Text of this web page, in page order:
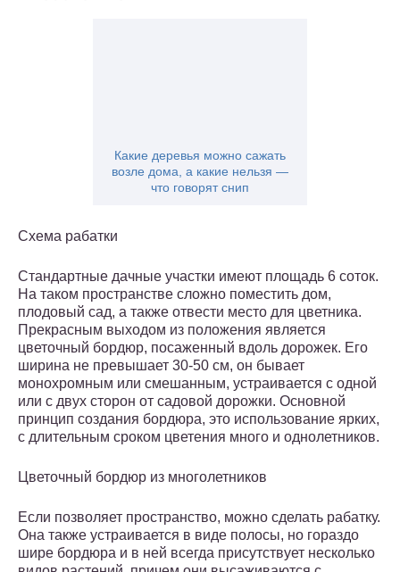
Какие деревья можно сажать
возле дома, а какие нельзя —
что говорят снип
Схема рабатки
Стандартные дачные участки имеют площадь 6 соток.
На таком пространстве сложно поместить дом,
плодовый сад, а также отвести место для цветника.
Прекрасным выходом из положения является
цветочный бордюр, посаженный вдоль дорожек. Его
ширина не превышает 30-50 см, он бывает
монохромным или смешанным, устраивается с одной
или с двух сторон от садовой дорожки. Основной
принцип создания бордюра, это использование ярких,
с длительным сроком цветения много и однолетников.
Цветочный бордюр из многолетников
Если позволяет пространство, можно сделать рабатку.
Она также устраивается в виде полосы, но гораздо
шире бордюра и в ней всегда присутствует несколько